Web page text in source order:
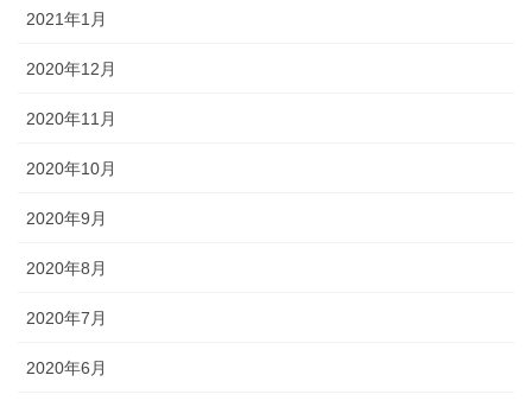
2021年1月
2020年12月
2020年11月
2020年10月
2020年9月
2020年8月
2020年7月
2020年6月